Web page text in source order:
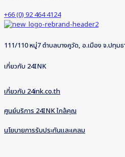
+66 (0) 92 464 4124
111/110 หมู่7 ตำบลบางคูวัด, อ.เมือง จ.ปทุม
เกี่ยวกับ 24INK
เกี่ยวกับ 24ink.co.th
ศูนย์บริการ 24INK ใกล้คุณ
นโยบายการรับประกันและเคลม